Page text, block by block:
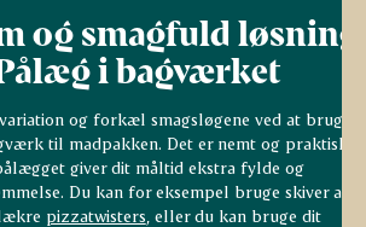
og smagfuld løsning:
i bagværket
og forkæl smagsløgene ved at bruge
til madpakken. Det er nemt og praktisk,
giver dit måltid ekstra fylde og
Du kan for eksempel bruge skiver af
pizzatwisters , eller du kan bruge dit